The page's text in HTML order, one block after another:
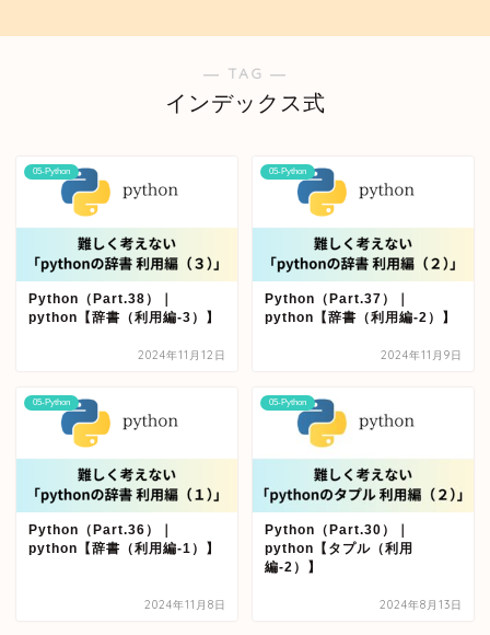
― TAG ―
インデックス式
05-Python
Python（Part.38）｜
python【辞書（利用編-3）】
2024年11月12日
05-Python
Python（Part.37）｜
python【辞書（利用編-2）】
2024年11月9日
05-Python
Python（Part.36）｜
python【辞書（利用編-1）】
2024年11月8日
05-Python
Python（Part.30）｜
python【タプル（利用
編-2）】
2024年8月13日